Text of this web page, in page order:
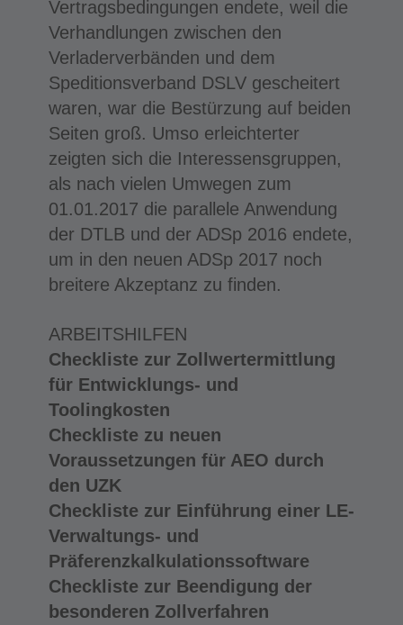
Vertragsbedingungen endete, weil die
Verhandlungen zwischen den
Verladerverbänden und dem
Speditionsverband DSLV gescheitert
waren, war die Bestürzung auf beiden
Seiten groß. Umso erleichterter
zeigten sich die Interessensgruppen,
als nach vielen Umwegen zum
01.01.2017 die parallele Anwendung
der DTLB und der ADSp 2016 endete,
um in den neuen ADSp 2017 noch
breitere Akzeptanz zu finden.
ARBEITSHILFEN
Checkliste zur Zollwertermittlung
für Entwicklungs- und
Toolingkosten
Checkliste zu neuen
Voraussetzungen für AEO durch
den UZK
Checkliste zur Einführung einer LE-
Verwaltungs- und
Präferenzkalkulationssoftware
Checkliste zur Beendigung der
besonderen Zollverfahren